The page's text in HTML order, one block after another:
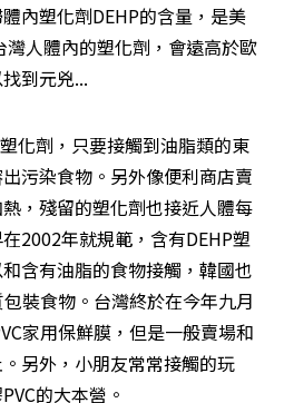
內塑化劑DEHP的含量，是美
人體內的塑化劑，會遠高於歐
到元兇...
化劑，只要接觸到油脂類的東
污染食物。另外像便利商店賣
，殘留的塑化劑也接近人體每
2002年就規範，含有DEHP塑
含有油脂的食物接觸，韓國也
裝食物。台灣終於在今年九月
家用保鮮膜，但是一般賣場和
另外，小朋友常常接觸的玩
的大本營。